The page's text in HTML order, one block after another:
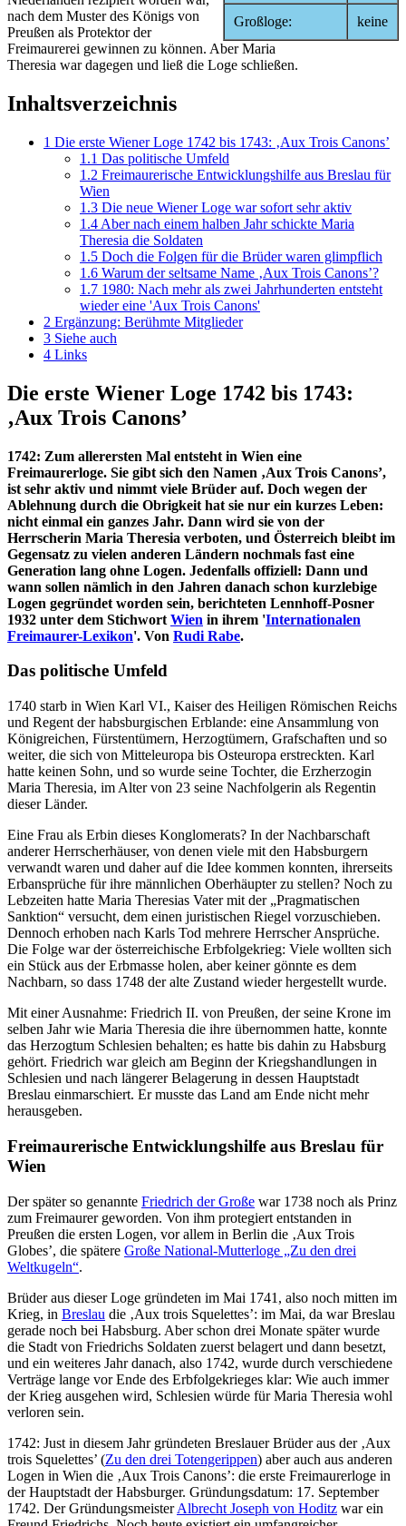
Großloge: keine
nach dem Muster des Königs von
Preußen als Protektor der
Freimaurerei gewinnen zu können. Aber Maria
Theresia war dagegen und ließ die Loge schließen.
Inhaltsverzeichnis
1 Die erste Wiener Loge 1742 bis 1743: ‚Aux Trois Canons’
1.1 Das politische Umfeld
1.2 Freimaurerische Entwicklungshilfe aus Breslau für
Wien
1.3 Die neue Wiener Loge war sofort sehr aktiv
1.4 Aber nach einem halben Jahr schickte Maria
Theresia die Soldaten
1.5 Doch die Folgen für die Brüder waren glimpflich
1.6 Warum der seltsame Name ‚Aux Trois Canons’?
1.7 1980: Nach mehr als zwei Jahrhunderten entsteht
wieder eine 'Aux Trois Canons'
2 Ergänzung: Berühmte Mitglieder
3 Siehe auch
4 Links
Die erste Wiener Loge 1742 bis 1743:
‚Aux Trois Canons’
1742: Zum allerersten Mal entsteht in Wien eine
Freimaurerloge. Sie gibt sich den Namen ‚Aux Trois Canons’,
ist sehr aktiv und nimmt viele Brüder auf. Doch wegen der
Ablehnung durch die Obrigkeit hat sie nur ein kurzes Leben:
nicht einmal ein ganzes Jahr. Dann wird sie von der
Herrscherin Maria Theresia verboten, und Österreich bleibt im
Gegensatz zu vielen anderen Ländern nochmals fast eine
Generation lang ohne Logen. Jedenfalls offiziell: Dann und
wann sollen nämlich in den Jahren danach schon kurzlebige
Logen gegründet worden sein, berichteten Lennhoff-Posner
1932 unter dem Stichwort Wien in ihrem 'Internationalen
Freimaurer-Lexikon'. Von Rudi Rabe.
Das politische Umfeld
1740 starb in Wien Karl VI., Kaiser des Heiligen Römischen Reichs
und Regent der habsburgischen Erblande: eine Ansammlung von
Königreichen, Fürstentümern, Herzogtümern, Grafschaften und so
weiter, die sich von Mitteleuropa bis Osteuropa erstreckten. Karl
hatte keinen Sohn, und so wurde seine Tochter, die Erzherzogin
Maria Theresia, im Alter von 23 seine Nachfolgerin als Regentin
dieser Länder.
Eine Frau als Erbin dieses Konglomerats? In der Nachbarschaft
anderer Herrscherhäuser, von denen viele mit den Habsburgern
verwandt waren und daher auf die Idee kommen konnten, ihrerseits
Erbansprüche für ihre männlichen Oberhäupter zu stellen? Noch zu
Lebzeiten hatte Maria Theresias Vater mit der „Pragmatischen
Sanktion“ versucht, dem einen juristischen Riegel vorzuschieben.
Dennoch erhoben nach Karls Tod mehrere Herrscher Ansprüche.
Die Folge war der österreichische Erbfolgekrieg: Viele wollten sich
ein Stück aus der Erbmasse holen, aber keiner gönnte es dem
Nachbarn, so dass 1748 der alte Zustand wieder hergestellt wurde.
Mit einer Ausnahme: Friedrich II. von Preußen, der seine Krone im
selben Jahr wie Maria Theresia die ihre übernommen hatte, konnte
das Herzogtum Schlesien behalten; es hatte bis dahin zu Habsburg
gehört. Friedrich war gleich am Beginn der Kriegshandlungen in
Schlesien und nach längerer Belagerung in dessen Hauptstadt
Breslau einmarschiert. Er musste das Land am Ende nicht mehr
herausgeben.
Freimaurerische Entwicklungshilfe aus Breslau für
Wien
Der später so genannte Friedrich der Große war 1738 noch als Prinz
zum Freimaurer geworden. Von ihm protegiert entstanden in
Preußen die ersten Logen, vor allem in Berlin die ‚Aux Trois
Globes’, die spätere Große National-Mutterloge „Zu den drei
Weltkugeln“.
Brüder aus dieser Loge gründeten im Mai 1741, also noch mitten im
Krieg, in Breslau die ‚Aux trois Squelettes’: im Mai, da war Breslau
gerade noch bei Habsburg. Aber schon drei Monate später wurde
die Stadt von Friedrichs Soldaten zuerst belagert und dann besetzt,
und ein weiteres Jahr danach, also 1742, wurde durch verschiedene
Verträge lange vor Ende des Erbfolgekrieges klar: Wie auch immer
der Krieg ausgehen wird, Schlesien würde für Maria Theresia wohl
verloren sein.
1742: Just in diesem Jahr gründeten Breslauer Brüder aus der ‚Aux
trois Squelettes’ (Zu den drei Totengerippen) aber auch aus anderen
Logen in Wien die ‚Aux Trois Canons’: die erste Freimaurerloge in
der Hauptstadt der Habsburger. Gründungsdatum: 17. September
1742. Der GründungsmeisterAlbrecht Joseph von Hoditz war ein